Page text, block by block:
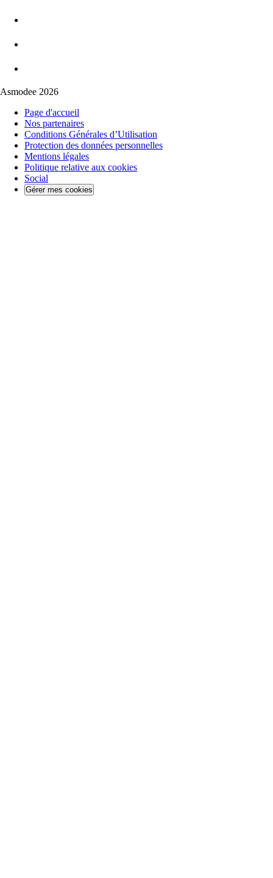
Asmodee 2026
Page d'accueil
Nos partenaires
Conditions Générales d’Utilisation
Protection des données personnelles
Mentions légales
Politique relative aux cookies
Social
Gérer mes cookies